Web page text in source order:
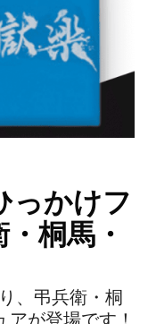
っかけフ
桐馬・
、弔兵衛・桐
が登場です！